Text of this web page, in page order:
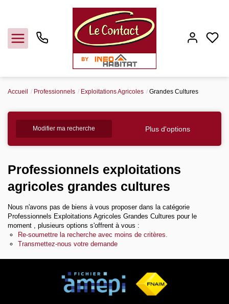
Acheter
Louer
Gerer
Syndic
Notre agence
Accueil Professionnels Exploitations Agricoles Grandes Cultures
Modifier ma recherche Plus d'options
Professionnels exploitations
agricoles grandes cultures
Nous n'avons pas de biens à vous proposer dans la catégorie
Professionnels Exploitations Agricoles Grandes Cultures pour le
moment , plusieurs options s'offrent à vous :
Re-soumettre la recherche avec moins de critères.
Transmettez-nous votre demande